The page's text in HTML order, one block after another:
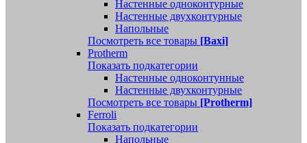
Настенные одноконтурные
Настенные двухконтурные
Напольные
Посмотреть все товары [Baxi]
Protherm
Показать подкатегории
Настенные одноконтунные
Настенные двухконтурные
Посмотреть все товары [Protherm]
Ferroli
Показать подкатегории
Напольные